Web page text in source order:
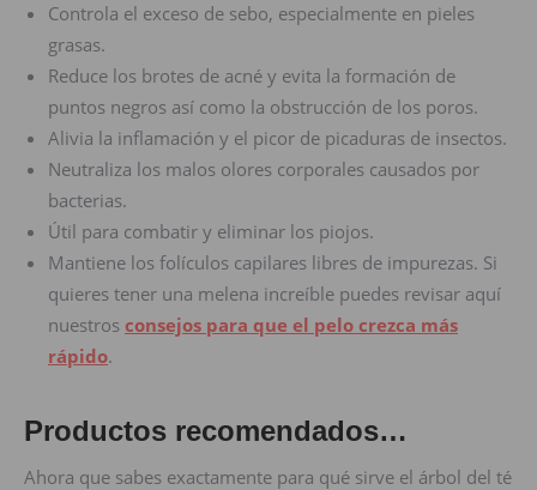
Controla el exceso de sebo, especialmente en pieles
grasas.
Reduce los brotes de acné y evita la formación de
puntos negros así como la obstrucción de los poros.
Alivia la inflamación y el picor de picaduras de insectos.
Neutraliza los malos olores corporales causados por
bacterias.
Útil para combatir y eliminar los piojos.
Mantiene los folículos capilares libres de impurezas. Si
quieres tener una melena increíble puedes revisar aquí
nuestros consejos para que el pelo crezca más
rápido.
Productos recomendados…
Ahora que sabes exactamente para qué sirve el árbol del té